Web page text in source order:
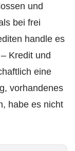
und
bei frei
handle es
Kredit und
eine
vorhandenes
habe es nicht